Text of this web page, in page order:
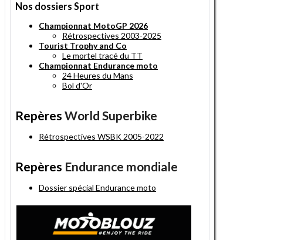
Nos dossiers Sport
Championnat MotoGP 2026
Rétrospectives 2003-2025
Tourist Trophy and Co
Le mortel tracé du TT
Championnat Endurance moto
24 Heures du Mans
Bol d'Or
Repères World Superbike
Rétrospectives WSBK 2005-2022
Repères Endurance mondiale
Dossier spécial Endurance moto